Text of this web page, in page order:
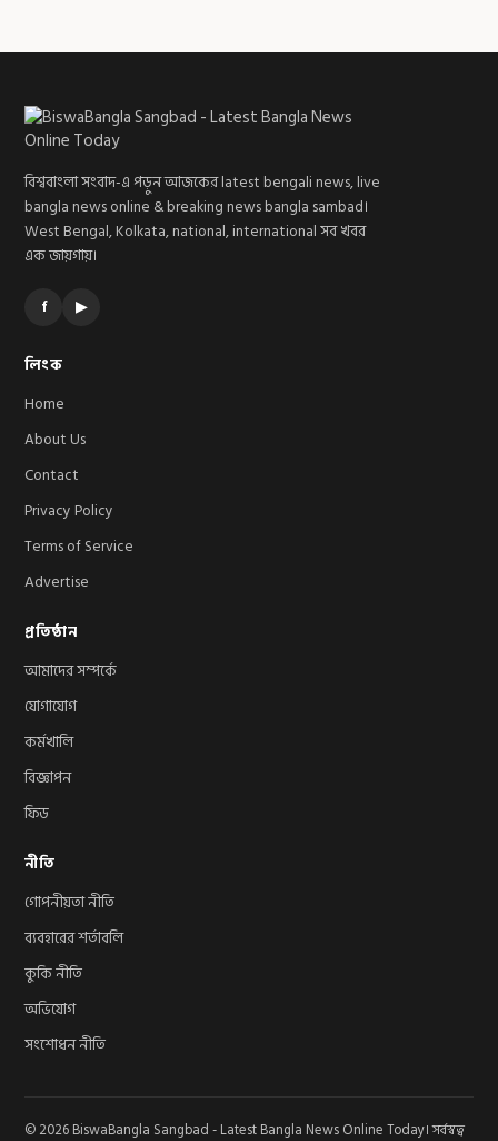
বিশ্ববাংলা সংবাদ-এ পড়ুন আজকের latest bengali news, live
bangla news online & breaking news bangla sambad।
West Bengal, Kolkata, national, international সব খবর
এক জায়গায়।
f ▶
লিংক
Home
About Us
Contact
Privacy Policy
Terms of Service
Advertise
প্রতিষ্ঠান
আমাদের সম্পর্কে
যোগাযোগ
কর্মখালি
বিজ্ঞাপন
ফিড
নীতি
গোপনীয়তা নীতি
ব্যবহারের শর্তাবলি
কুকি নীতি
অভিযোগ
সংশোধন নীতি
© 2026 BiswaBangla Sangbad - Latest Bangla News Online Today। সর্বস্বত্ব